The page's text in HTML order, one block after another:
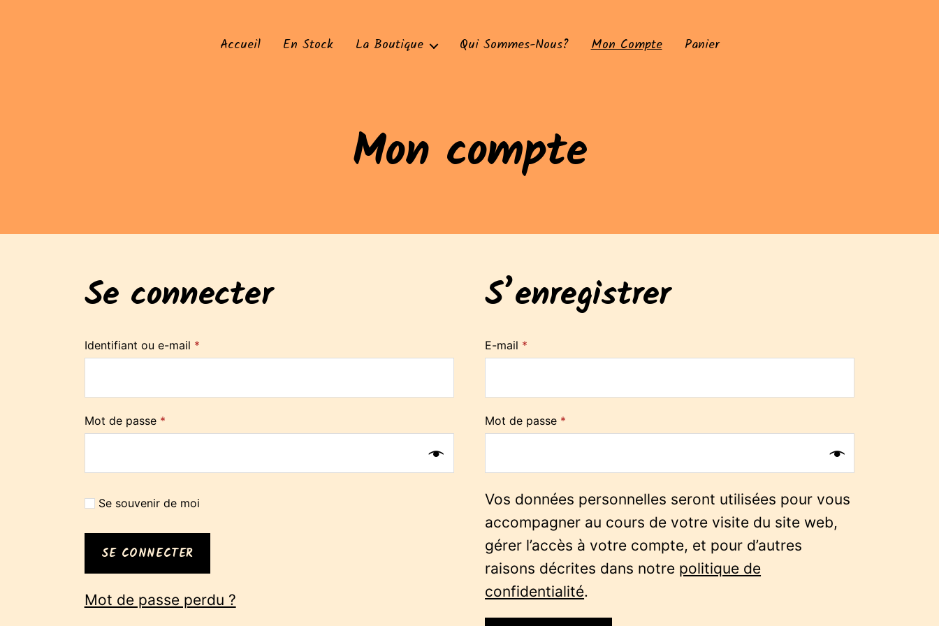
Accueil En Stock La Boutique Qui Sommes-Nous? Mon Compte Panier
Mon compte
Se connecter
Identifiant ou e-mail *
Mot de passe *
Se souvenir de moi
SE CONNECTER
Mot de passe perdu ?
S’enregistrer
E-mail *
Mot de passe *
Vos données personnelles seront utilisées pour vous
accompagner au cours de votre visite du site web,
gérer l’accès à votre compte, et pour d’autres
raisons décrites dans notre politique de
confidentialité.